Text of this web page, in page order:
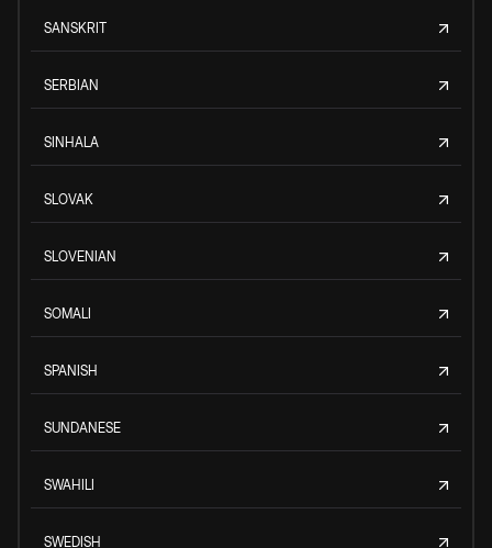
SANSKRIT
SERBIAN
SINHALA
SLOVAK
SLOVENIAN
SOMALI
SPANISH
SUNDANESE
SWAHILI
SWEDISH